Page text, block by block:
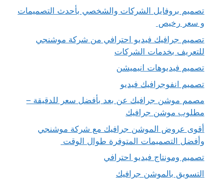
تصميم بروفايل الشركات والشخصي بأحدث التصميمات
و سعر رخيص
تصميم جرافيك فيديو احترافي من شركة موشنجي
للتعريف بخدمات الشركات
تصميم فيديوهات انيميشن
تصميم انفوجرافيك فيديو
مصمم موشن جرافيك عن بعد بأفضل سعر للدقيقة –
مطلوب موشن جرافيك
أقوى عروض الموشن جرافيك مع شركة موشنجي
وأفضل التصميمات المتوفرة طوال الوقت
تصميم ومونتاج فيديو احترافي
التسويق بالموشن جرافيك